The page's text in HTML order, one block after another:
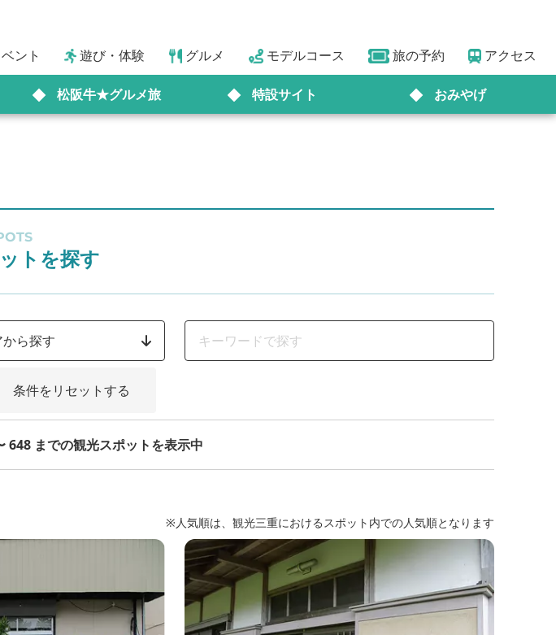
ント 遊び・体験 グルメ モデルコース 旅の予約 アクセス
松阪牛★グルメ旅 特設サイト おみやげ
トを探す
ら探す
条件をリセットする
648 までの観光スポットを表示中
※人気順は、観光三重におけるスポット内での人気順となります